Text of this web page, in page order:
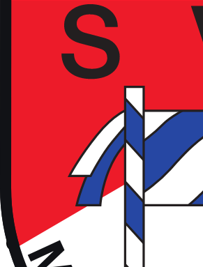
Kunstrasen
vor 10 Monaten